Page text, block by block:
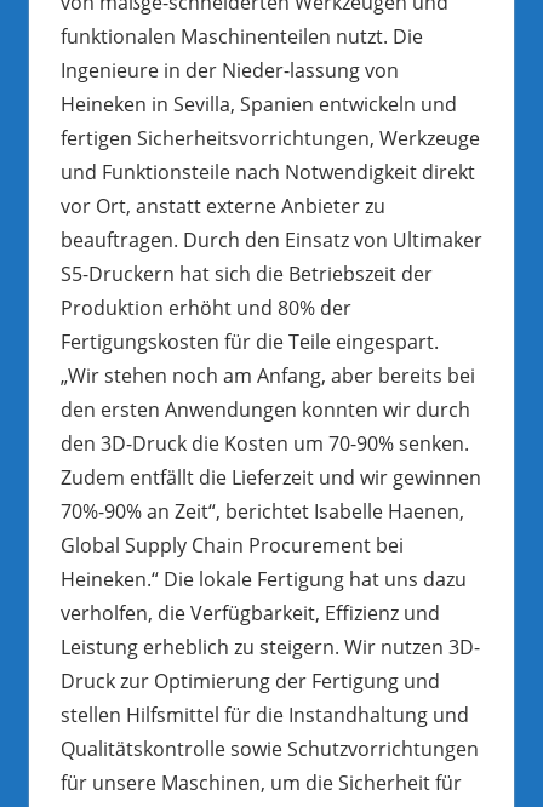
funktionalen Maschinenteilen nutzt. Die
Ingenieure in der Nieder-lassung von
Heineken in Sevilla, Spanien entwickeln und
fertigen Sicherheitsvorrichtungen, Werkzeuge
und Funktionsteile nach Notwendigkeit direkt
vor Ort, anstatt externe Anbieter zu
beauftragen. Durch den Einsatz von Ultimaker
S5-Druckern hat sich die Betriebszeit der
Produktion erhöht und 80% der
Fertigungskosten für die Teile eingespart.
„Wir stehen noch am Anfang, aber bereits bei
den ersten Anwendungen konnten wir durch
den 3D-Druck die Kosten um 70-90% senken.
Zudem entfällt die Lieferzeit und wir gewinnen
70%-90% an Zeit“, berichtet Isabelle Haenen,
Global Supply Chain Procurement bei
Heineken.“ Die lokale Fertigung hat uns dazu
verholfen, die Verfügbarkeit, Effizienz und
Leistung erheblich zu steigern. Wir nutzen 3D-
Druck zur Optimierung der Fertigung und
stellen Hilfsmittel für die Instandhaltung und
Qualitätskontrolle sowie Schutzvorrichtungen
für unsere Maschinen, um die Sicherheit für